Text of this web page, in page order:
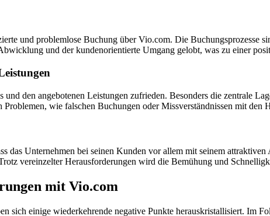
und problemlose Buchung über Vio.com. Die Buchungsprozesse
und der kundenorientierte Umgang gelobt, was zu einer
den angebotenen Leistungen zufrieden. Besonders die zentrale
wie falschen Buchungen oder Missverständnissen mit den
das Unternehmen bei seinen Kunden vor allem mit seinem
vereinzelter Herausforderungen wird die Bemühung und
mit Vio.com
sich einige wiederkehrende negative Punkte herauskristallisiert. Im